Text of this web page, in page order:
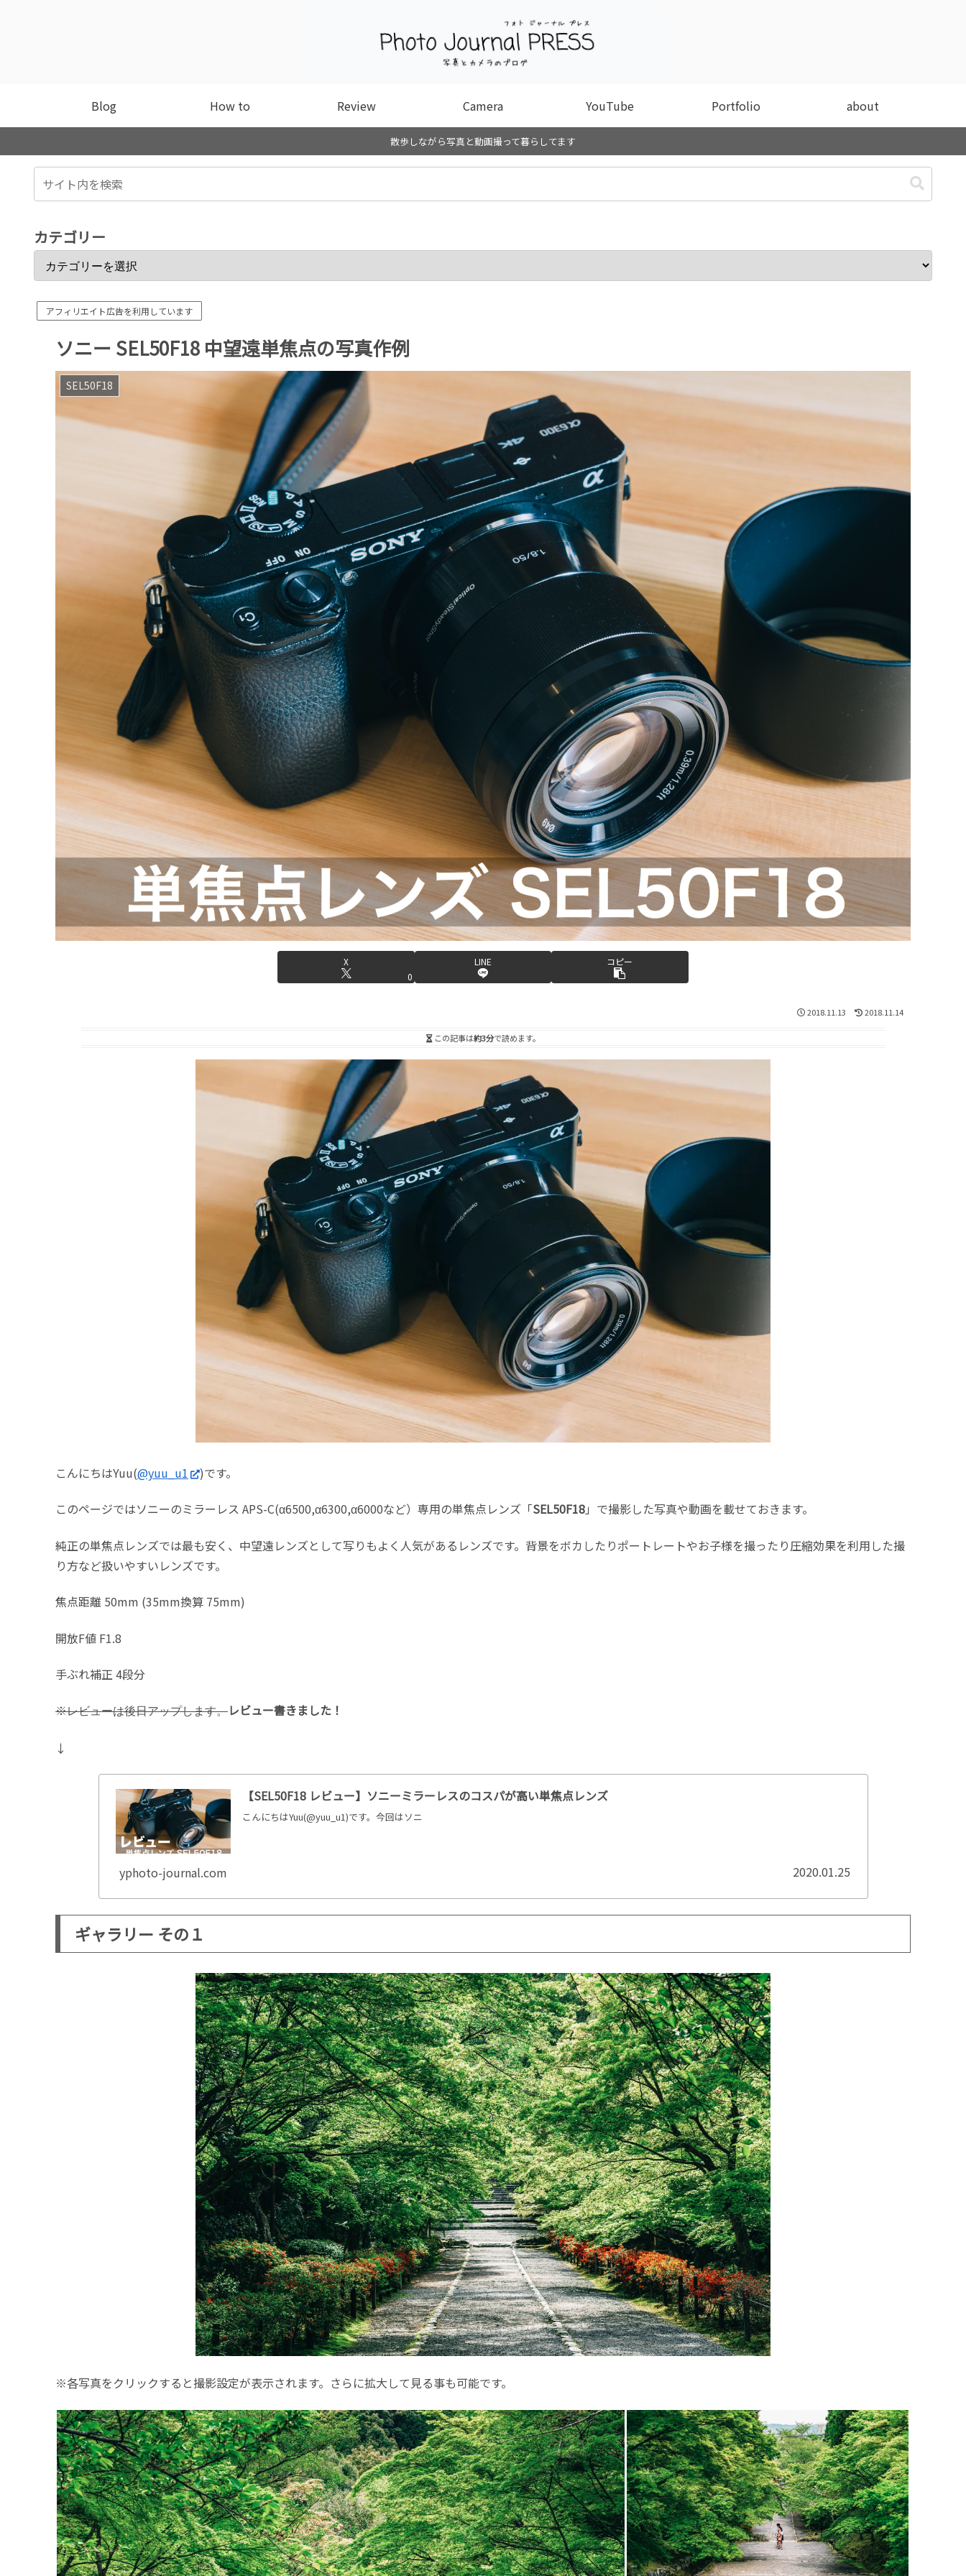
Blog How to Review Camera YouTube Portfolio about
散歩しながら写真と動画撮って暮らしてます
カテゴリー
アフィリエイト広告を利用しています
ソニー SEL50F18 中望遠単焦点の写真作例
SEL50F18
X
0
LINE コピー
2018.11.13 2018.11.14
この記事は約3分で読めます。
こんにちはYuu(@yuu_u1 )です。
このページではソニーのミラーレス APS-C(α6500,α6300,α6000など）専用の単焦点レンズ「SEL50F18」で撮影した写真や動画を載せておきます。
純正の単焦点レンズでは最も安く、中望遠レンズとして写りもよく人気があるレンズです。背景をボカしたりポートレートやお子様を撮ったり圧縮効果を利用した撮
り方など扱いやすいレンズです。
焦点距離 50mm (35mm換算 75mm)
開放F値 F1.8
手ぶれ補正 4段分
※レビューは後日アップします。レビュー書きました！
↓
【SEL50F18 レビュー】ソニーミラーレスのコスパが高い単焦点レンズ
こんにちはYuu(@yuu_u1)です。今回はソニ
yphoto-journal.com 2020.01.25
ギャラリー その１
※各写真をクリックすると撮影設定が表示されます。さらに拡大して見る事も可能です。